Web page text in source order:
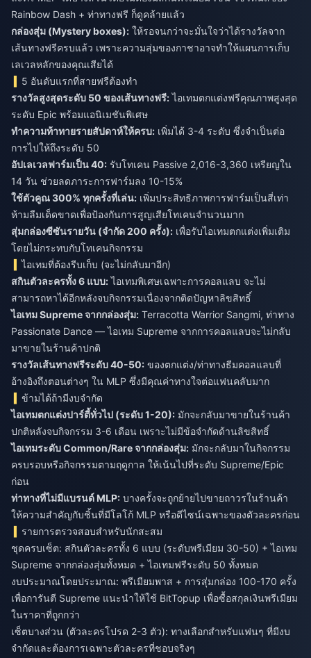
Rainbow Dash + ท่าทางฟรี ก็ดูคล้ายแล้ว
กล่องสุ่ม (Mystery boxes): ให้รอจนกว่าจะมั่นใจว่าได้รางวัลจาก
เส้นทางฟรีครบแล้ว เพราะความสุ่มของกาชาอาจทำให้แผนการเก็บ
เลเวลหลักของคุณเสียได้
5 อันดับแรกที่สายฟรีต้องทำ
รางวัลสูงสุดระดับ 50 ของเส้นทางฟรี:ไอเทมตกแต่งฟรีคุณภาพสูงสุด
ระดับ Epic พร้อมแอนิเมชันพิเศษ
ทำความท้าทายรายสัปดาห์ให้ครบ: เพิ่มได้ 3-4 ระดับ ซึ่งจำเป็นต่อ
การไปให้ถึงระดับ 50
อัปเลเวลฟาร์มเป็น 40: รับโทเคน Passive 2,016-3,360 เหรียญใน
14 วัน ช่วยลดภาระการฟาร์มลง 10-15%
ใช้ตัวคูณ 300% ทุกครั้งที่เล่น: เพิ่มประสิทธิภาพการฟาร์มเป็นสี่เท่า
ห้ามลืมเด็ดขาดเพื่อป้องกันการสูญเสียโทเคนจำนวนมาก
สุ่มกล่องซีซันรายวัน (จำกัด 200 ครั้ง): เพื่อรับไอเทมตกแต่งเพิ่มเติม
โดยไม่กระทบกับโทเคนกิจกรรม
ไอเทมที่ต้องรีบเก็บ (จะไม่กลับมาอีก)
สกินตัวละครทั้ง 6 แบบ:ไอเทมพิเศษเฉพาะการคอลแลบ จะไม่
สามารถหาได้อีกหลังจบกิจกรรมเนื่องจากติดปัญหาลิขสิทธิ์
ไอเทม Supreme จากกล่องสุ่ม: Terracotta Warrior Sangmi, ท่าทาง
Passionate Dance — ไอเทม Supreme จากการคอลแลบจะไม่กลับ
มาขายในร้านค้าปกติ
รางวัลเส้นทางฟรีระดับ 40-50: ของตกแต่ง/ท่าทางธีมคอลแลบที่
อ้างอิงถึงตอนต่างๆ ใน MLP ซึ่งมีคุณค่าทางใจต่อแฟนคลับมาก
ข้ามได้ถ้ามีงบจำกัด
ไอเทมตกแต่งปาร์ตี้ทั่วไป (ระดับ 1-20): มักจะกลับมาขายในร้านค้า
ปกติหลังจบกิจกรรม 3-6 เดือน เพราะไม่มีข้อจำกัดด้านลิขสิทธิ์
ไอเทมระดับ Common/Rare จากกล่องสุ่ม: มักจะกลับมาในกิจกรรม
ครบรอบหรือกิจกรรมตามฤดูกาล ให้เน้นไปที่ระดับ Supreme/Epic
ก่อน
ท่าทางที่ไม่มีแบรนด์ MLP: บางครั้งจะถูกย้ายไปขายถาวรในร้านค้า
ให้ความสำคัญกับชิ้นที่มีโลโก้ MLP หรือดีไซน์เฉพาะของตัวละครก่อน
รายการตรวจสอบสำหรับนักสะสม
ชุดครบเซ็ต: สกินตัวละครทั้ง 6 แบบ (ระดับพรีเมียม 30-50) + ไอเทม
Supreme จากกล่องสุ่มทั้งหมด + ไอเทมฟรีระดับ 50 ทั้งหมด
งบประมาณโดยประมาณ: พรีเมียมพาส + การสุ่มกล่อง 100-170 ครั้ง
เพื่อการันตี Supreme แนะนำให้ใช้ BitTopup เพื่อซื้อสกุลเงินพรีเมียม
ในราคาที่ถูกกว่า
เซ็ตบางส่วน (ตัวละครโปรด 2-3 ตัว): ทางเลือกสำหรับแฟนๆ ที่มีงบ
จำกัดและต้องการเฉพาะตัวละครที่ชอบจริงๆ